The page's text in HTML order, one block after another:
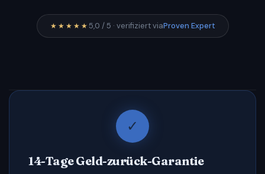
★★★★★5,0 / 5 · verifiziert viaProven Expert
✓
14-Tage Geld-zurück-Garantie